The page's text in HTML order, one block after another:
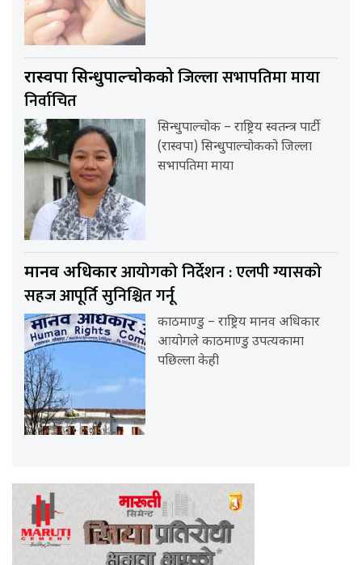
रास्वपा सिन्धुपाल्चोककोजिल्ला सभापतिमा माया
निर्वाचित
सिन्धुपाल्चोक – राष्ट्रिय स्वतन्त्र पार्टी
(रास्वपा) सिन्धुपाल्चोकको जिल्ला
सभापतिमा माया
मानव अधिकारआयोगको निर्देशन : एलपी ग्यासको
सहज आपूर्ति सुनिश्चित गर्नू
काठमाण्डु – राष्ट्रिय मानव अधिकार
आयोगले काठमाण्डु उपत्यकामा
पछिल्ला केही